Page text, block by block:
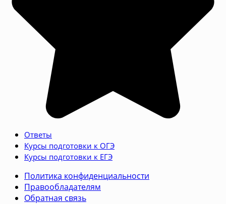
Ответы
Курсы подготовки к ОГЭ
Курсы подготовки к ЕГЭ
Политика конфиденциальности
Правообладателям
Обратная связь